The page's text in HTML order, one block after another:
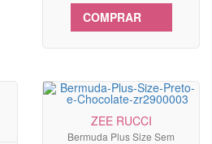
COMPRAR
ZEE RUCCI
Bermuda Plus Size Sem